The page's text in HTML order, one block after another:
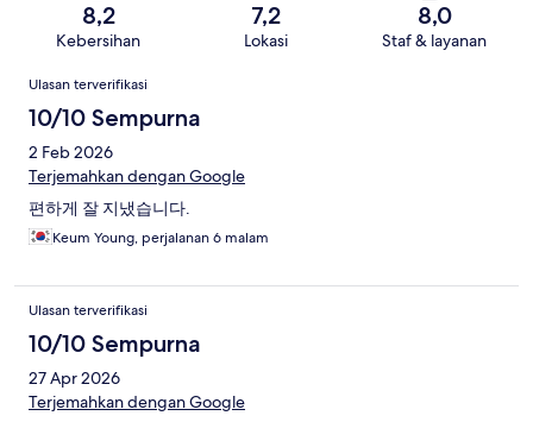
8,2
Kebersihan
7,2
Lokasi
8,0
Staf & layanan
Ulasan
Ulasan terverifikasi
10/10 Sempurna
2 Feb 2026
Terjemahkan dengan Google
편하게 잘 지냈습니다.
Keum Young, perjalanan 6 malam
Ulasan terverifikasi
10/10 Sempurna
27 Apr 2026
Terjemahkan dengan Google